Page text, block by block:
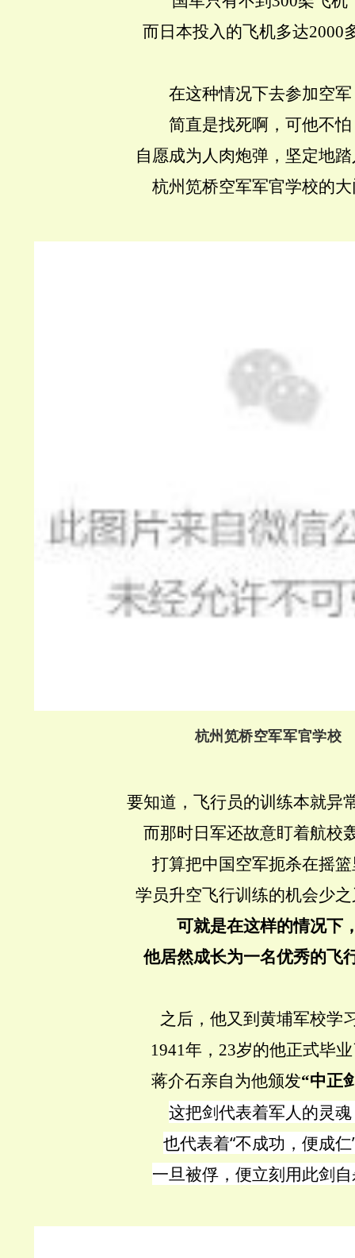
而日本投入的飞机多达2000
在这种情况下去参加空军
简直是找死啊，可他不怕
自愿成为人肉炮弹，坚定地
杭州笕桥空军军官学校的
杭州笕桥空军军官学校
要知道，飞行员的训练本就异
而那时日军还故意盯着航校
打算把中国空军扼杀在摇
学员升空飞行训练的机会少
可就是在这样的情况下
他居然成长为一名优秀的飞
之后，他又到黄埔军校学
1941年，23岁的他正式毕
蒋介石亲自为他颁发“中正
这把剑代表着军人的灵
也代表着“不成功，便成仁
一旦被俘，便立刻用此剑